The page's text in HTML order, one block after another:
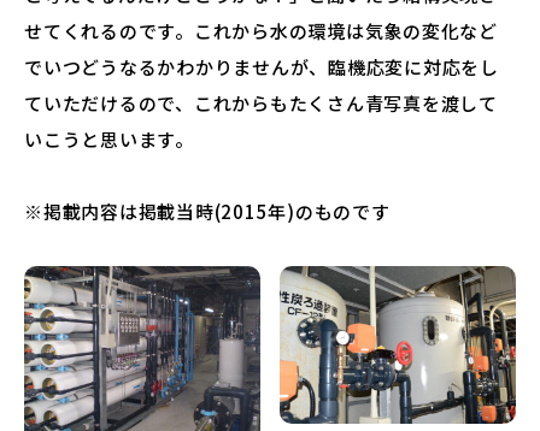
せてくれるのです。これから水の環境は気象の変化など
でいつどうなるかわかりませんが、臨機応変に対応をし
ていただけるので、これからもたくさん青写真を渡して
いこうと思います。
※掲載内容は掲載当時(2015年)のものです